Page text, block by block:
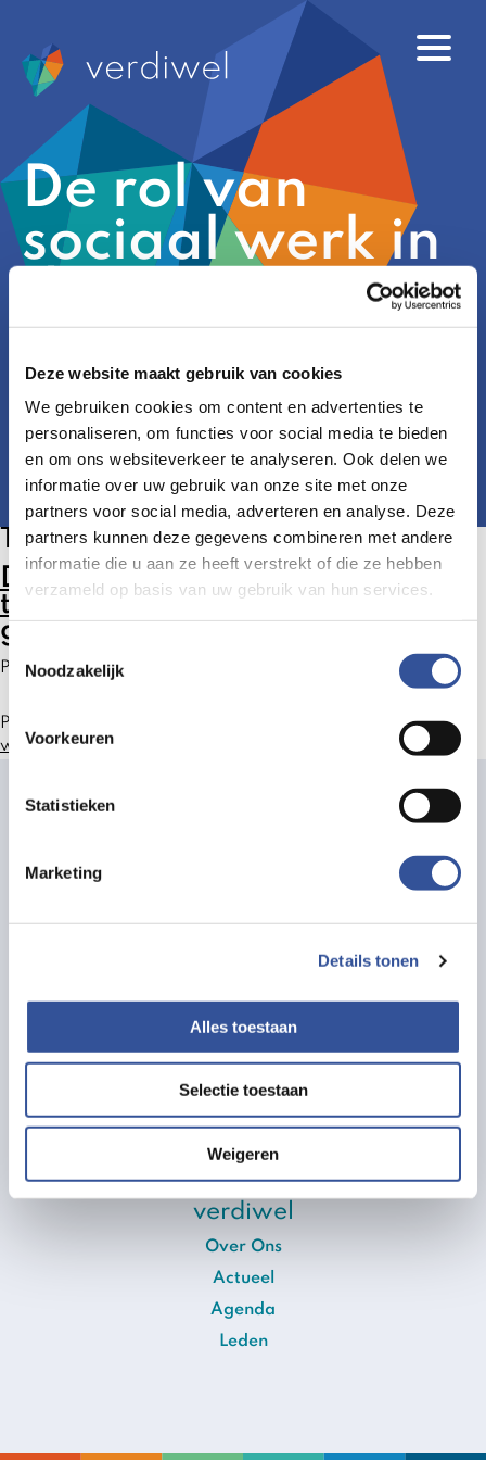
Deze website maakt gebruik van cookies
We gebruiken cookies om content en advertenties te
personaliseren, om functies voor social media te bieden
en om ons websiteverkeer te analyseren. Ook delen we
informatie over uw gebruik van onze site met onze
partners voor social media, adverteren en analyse. Deze
partners kunnen deze gegevens combineren met andere
informatie die u aan ze heeft verstrekt of die ze hebben
verzameld op basis van uw gebruik van hun services.
Toestemmingsselectie
Noodzakelijk
Voorkeuren
Statistieken
Marketing
Details tonen
Alles toestaan
Selectie toestaan
Weigeren
De rol van
sociaal werk in
de transitie van
zorg naar
gezondheid
Tag:hoofdveld
De rol van sociaal werk in de
transitie van zorg naar
gezondheid
Posted on9 juli 2024
Posted in ,sociaal
werk,transformatie
Cookieverklaring
volg ons
LinkedIn
Youtube
Webinars Verdiwel
verdiwel
Over Ons
Actueel
Agenda
Leden